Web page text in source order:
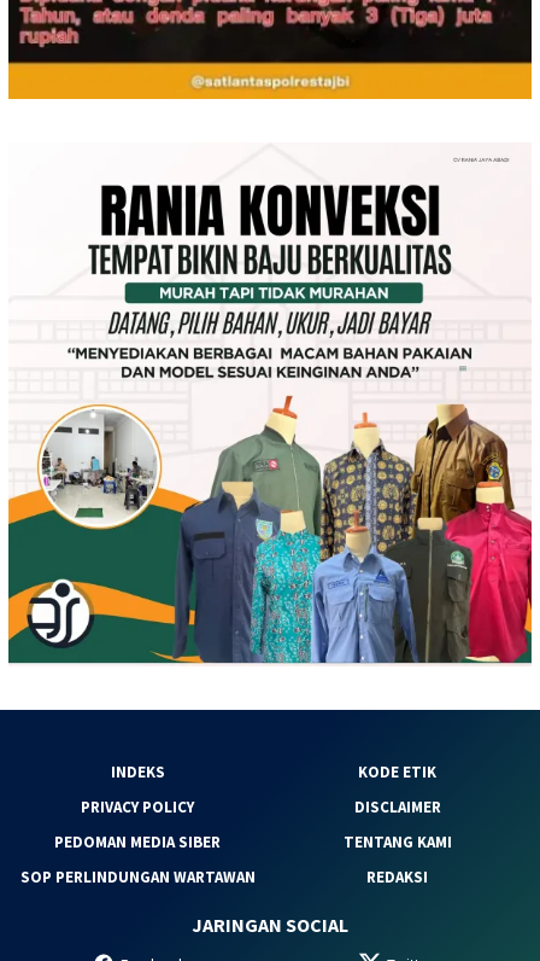
INDEKS
KODE ETIK
PRIVACY POLICY
DISCLAIMER
PEDOMAN MEDIA SIBER
TENTANG KAMI
SOP PERLINDUNGAN WARTAWAN
REDAKSI
JARINGAN SOCIAL